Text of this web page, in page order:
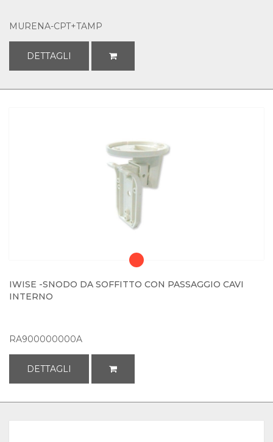
MURENA-CPT+TAMP
DETTAGLI
IWISE -SNODO DA SOFFITTO CON PASSAGGIO CAVI
INTERNO
RA900000000A
DETTAGLI